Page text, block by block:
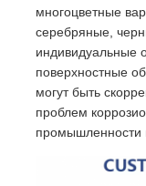
многоцветные
серебряные,
индивидуальные
поверхностные
могут быть
проблем
промышленности